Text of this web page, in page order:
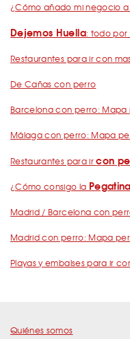
¿Cómo añado mi negocio a
Dejemos Huella: todo por
Restaurantes para ir con
De Cañas con perro
Barcelona con perro: Mapa
Málaga con perro: Mapa
Restaurantes para ircon
¿Cómo consigo la
Madrid / Barcelona con
Madrid con perro: Mapa
Playas y embalses para ir
Quiénes somos